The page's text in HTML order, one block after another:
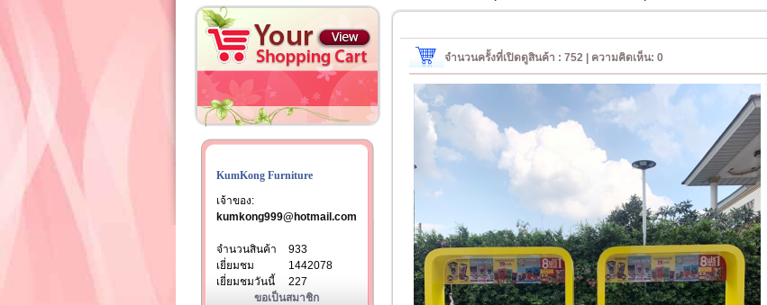
KumKong Furniture
เจ้าของ:
kumkong999@hotmail.com
จำนวนสินค้า
933
เยี่ยมชม
1442078
เยี่ยมชมวันนี้
227
ขอเป็นสมาชิก
จำนวนครั้งที่เปิดดูสินค้า : 752 | ความคิดเห็น: 0